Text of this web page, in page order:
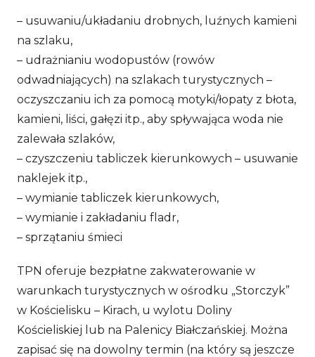
– usuwaniu/układaniu drobnych, luźnych kamieni
na szlaku,
– udrażnianiu wodopustów (rowów
odwadniających) na szlakach turystycznych –
oczyszczaniu ich za pomocą motyki/łopaty z błota,
kamieni, liści, gałęzi itp., aby spływająca woda nie
zalewała szlaków,
– czyszczeniu tabliczek kierunkowych – usuwanie
naklejek itp.,
– wymianie tabliczek kierunkowych,
– wymianie i zakładaniu fladr,
– sprzątaniu śmieci
TPN oferuje bezpłatne zakwaterowanie w
warunkach turystycznych w ośrodku „Storczyk”
w Kościelisku – Kirach, u wylotu Doliny
Kościeliskiej lub na Palenicy Białczańskiej. Można
zapisać się na dowolny termin (na który są jeszcze